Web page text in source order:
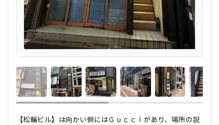
【松輪ビル】は向かい側にはＧｕｃｃｉがあり、場所の説